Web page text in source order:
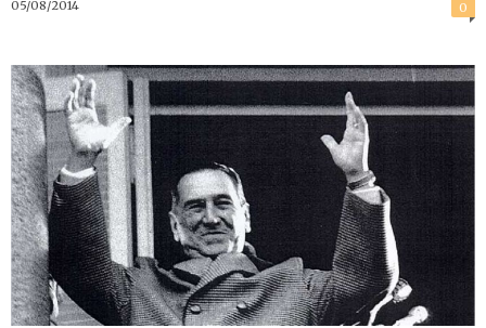
05/08/2014 0